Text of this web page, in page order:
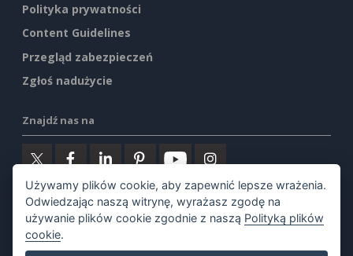
Polityka prywatności
Content Guidelines
Przegląd zabezpieczeń
Zgłoś nadużycie
Znajdź nas na
Polecane produkty
Visual Paradigm Online
Używamy plików cookie, aby zapewnić lepsze wrażenia.
Odwiedzając naszą witrynę, wyrażasz zgodę na
używanie plików cookie zgodnie z naszą Polityką plików
cookie.